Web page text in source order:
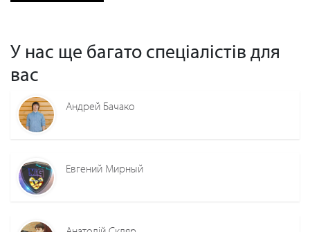
У нас ще багато спеціалістів для
вас
Андрей Бачако
Евгений Мирный